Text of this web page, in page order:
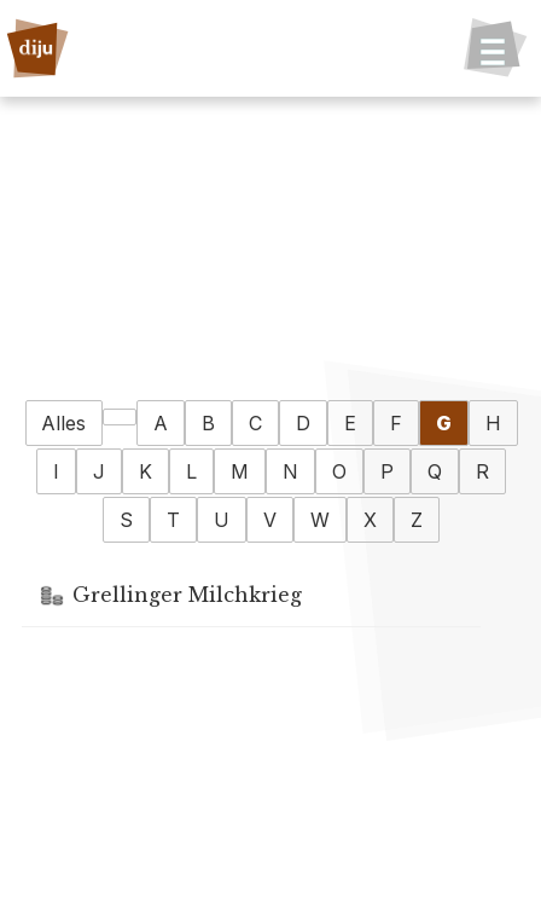
Alles A B C D E F G
H
I
J K L M N O P Q
R
S
T U V W X Z
Grellinger Milchkrieg